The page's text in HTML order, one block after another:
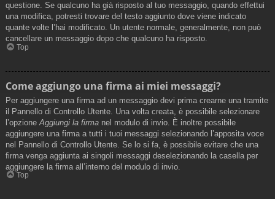
questione. Se qualcuno ha già risposto al tuo messaggio, quando effettui
una modifica, potresti trovare del testo aggiunto dove viene indicato
quante volte l’hai modificato. Un utente normale, generalmente, non può
cancellare un messaggio dopo che qualcuno ha risposto.
Top
Come aggiungo una firma ai miei messaggi?
Per aggiungere una firma ad un messaggio devi prima crearne una tramite
il Pannello di Controllo Utente. Una volta creata, è possibile selezionare
l’opzione Aggiungi la firma nel modulo di invio. È inoltre possibile
aggiungere una firma a tutti i tuoi messaggi selezionando l’apposita voce
nel Pannello di Controllo Utente. Se lo si fa, è possibile evitare che una
firma venga aggiunta ai singoli messaggi deselezionando la casella per
aggiungere la firma all’interno del modulo di invio.
Top